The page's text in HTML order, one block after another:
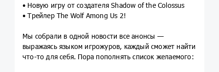
• Новую игру от создателя Shadow of the Colossus
• Трейлер The Wolf Among Us 2!
Мы собрали в одной новости все анонсы —
выражаясь языком игрожуров, каждый сможет найти
что-то для себя. Пора пополнять список желаемого: